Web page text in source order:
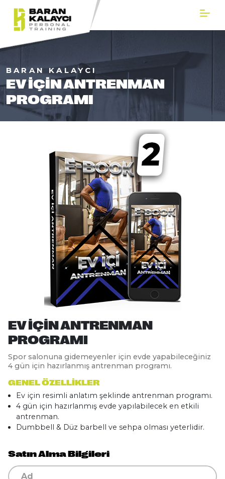
BARAN KALAYCI
EV İÇIN ANTRENMAN
PROGRAMI
EV İÇIN ANTRENMAN
PROGRAMI
Spor salonuna gidemeyenler için evde yapabileceğiniz
4 gün için hazırlanmış antrenman programı.
GENEL ÖZELLIKLER
Ev için resimli anlatım şeklinde antrenman programı.
4 gün için hazırlanmış evde yapılabilecek en etkili
antrenman.
Dumbbell & Düz barbell ve sehpa olması yeterlidir.
Satın Alma Bilgileri